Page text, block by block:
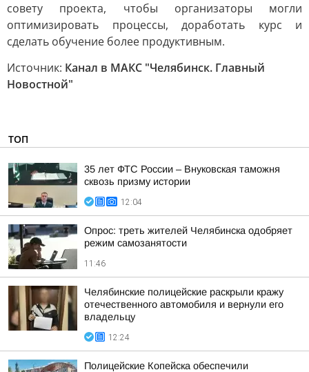
совету проекта, чтобы организаторы могли
оптимизировать процессы, доработать курс и
сделать обучение более продуктивным.
Источник: Канал в МАКС "Челябинск. Главный
Новостной"
ТОП
35 лет ФТС России – Внуковская таможня
сквозь призму истории
12:04
Опрос: треть жителей Челябинска одобряет
режим самозанятости
11:46
Челябинские полицейские раскрыли кражу
отечественного автомобиля и вернули его
владельцу
12:24
Полицейские Копейска обеспечили